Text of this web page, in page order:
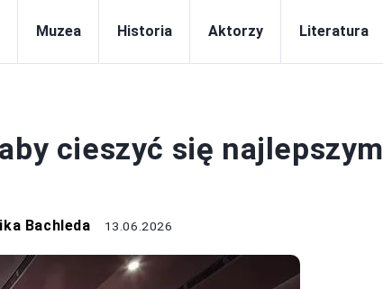
Muzea Historia Aktorzy Literatura
cieszyć się najlepszym
Bachleda 13.06.2026